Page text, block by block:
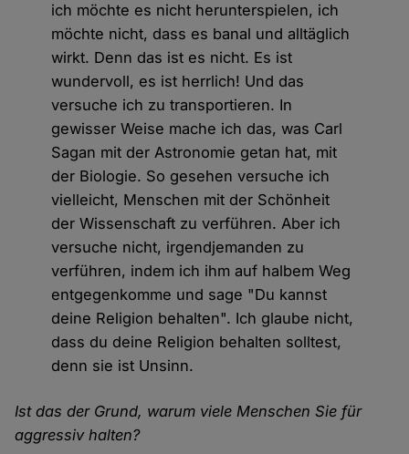
ich möchte es nicht herunterspielen, ich
möchte nicht, dass es banal und alltäglich
wirkt. Denn das ist es nicht. Es ist
wundervoll, es ist herrlich! Und das
versuche ich zu transportieren. In
gewisser Weise mache ich das, was Carl
Sagan mit der Astronomie getan hat, mit
der Biologie. So gesehen versuche ich
vielleicht, Menschen mit der Schönheit
der Wissenschaft zu verführen. Aber ich
versuche nicht, irgendjemanden zu
verführen, indem ich ihm auf halbem Weg
entgegenkomme und sage "Du kannst
deine Religion behalten". Ich glaube nicht,
dass du deine Religion behalten solltest,
denn sie ist Unsinn.
Ist das der Grund, warum viele Menschen Sie für
aggressiv halten?